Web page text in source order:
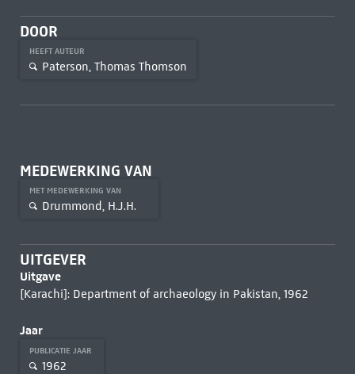
DOOR
HEEFT AUTEUR
Paterson, Thomas Thomson
MEDEWERKING VAN
MET MEDEWERKING VAN
Drummond, H.J.H.
UITGEVER
Uitgave
[Karachi]: Department of archaeology in Pakistan, 1962
Jaar
PUBLICATIE JAAR
1962